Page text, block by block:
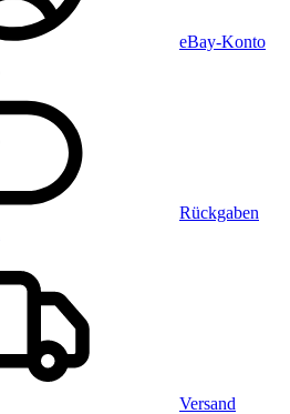
eBay-Konto
Rückgaben
Versand